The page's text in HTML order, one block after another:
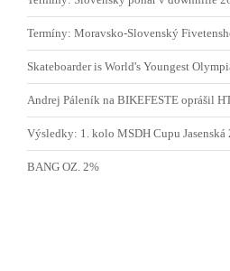
Termíny: Moravsko-Slovenský
Skateboarder is World's Youngest
Andrej Páleník na BIKEFESTE oprášil
Výsledky: 1. kolo MSDH Cupu Jasenská
BANG OZ. 2%